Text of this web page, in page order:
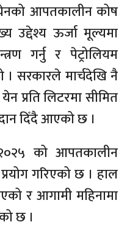
आपतकालीन कोष
उद्देश्य ऊर्जा मूल्यमा
गर्नु र पेट्रोलियम
। सरकारले मार्चदेखि नै
प्रति लिटरमा सीमित
दिँदै आएको छ ।
को आपतकालीन
गरिएको छ । हाल
र आगामी महिनामा
छ ।